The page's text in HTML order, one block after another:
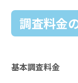
調査料金
基本調査料金